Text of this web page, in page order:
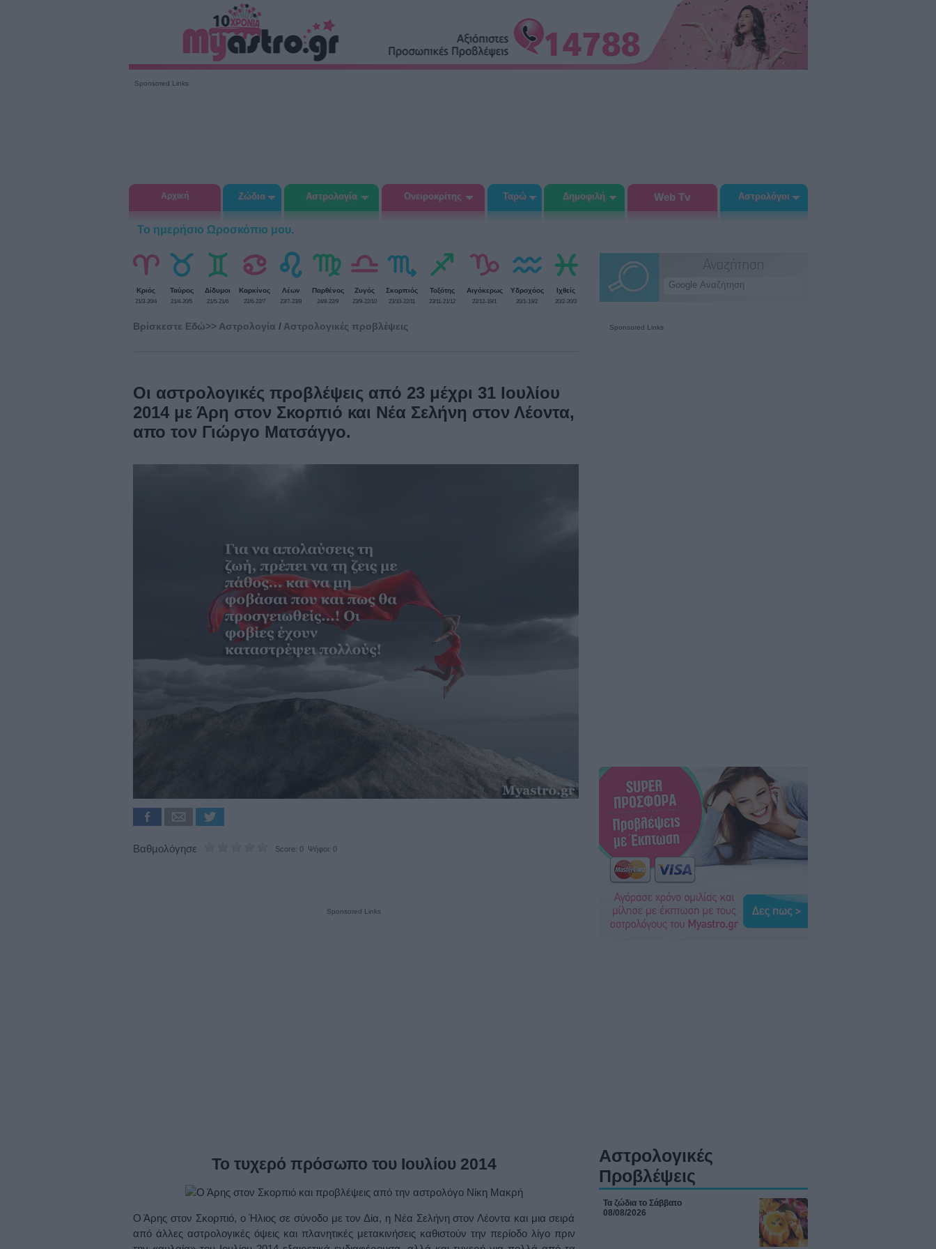
Sponsored Links
Αρχική Ζώδια Αστρολογία Ονειροκρίτης Ταρώ Δημοφιλή Web Tv Αστρολόγοι
Το ημερήσιο Ωροσκόπιο μου.
Κριός
21/3-20/4
Ταύρος
21/4-20/5
Δίδυμοι
21/5-21/6
Καρκίνος
22/6-22/7
Λέων
23/7-23/8
Παρθένος
24/8-22/9
Ζυγός
23/9-22/10
Σκορπιός
23/10-22/11
Τοξότης
23/11-21/12
Αιγόκερως
22/12-19/1
Υδροχόος
20/1-19/2
Ιχθείς
20/2-20/3
Βρίσκεστε Eδώ>> Αστρολογία / Αστρολογικές προβλέψεις
Οι αστρολογικές προβλέψεις από 23 μέχρι 31 Ιουλίου
2014 με Άρη στον Σκορπιό και Νέα Σελήνη στον Λέοντα,
απο τον Γιώργο Ματσάγγο.
Βαθμολόγησε Score: 0 Ψήφοι: 0
Sponsored Links
Το τυχερό πρόσωπο του Ιουλίου 2014
Ο Άρης στον Σκορπιό, ο Ήλιος σε σύνοδο με τον Δία, η Νέα Σελήνη στον Λέοντα και μια σειρά
από άλλες αστρολογικές όψεις και πλανητικές μετακινήσεις καθιστούν την περίοδο λίγο πριν
Sponsored Links
Αστρολογικές
Προβλέψεις
Τα ζώδια το Σάββατο
08/08/2026